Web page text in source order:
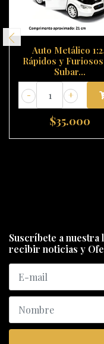
Auto Metálico
Rápidos y
Subar...
+
-
$35.000
Suscríbete a
recibir noticias y